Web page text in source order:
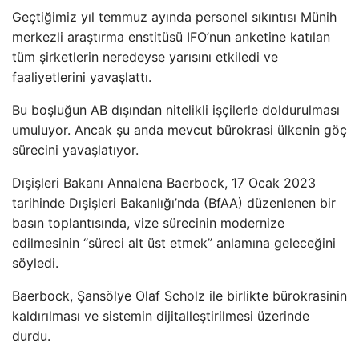
Geçtiğimiz yıl temmuz ayında personel sıkıntısı Münih
merkezli araştırma enstitüsü IFO’nun anketine katılan
tüm şirketlerin neredeyse yarısını etkiledi ve
faaliyetlerini yavaşlattı.
Bu boşluğun AB dışından nitelikli işçilerle doldurulması
umuluyor. Ancak şu anda mevcut bürokrasi ülkenin göç
sürecini yavaşlatıyor.
Dışişleri Bakanı Annalena Baerbock, 17 Ocak 2023
tarihinde Dışişleri Bakanlığı’nda (BfAA) düzenlenen bir
basın toplantısında, vize sürecinin modernize
edilmesinin “süreci alt üst etmek” anlamına geleceğini
söyledi.
Baerbock, Şansölye Olaf Scholz ile birlikte bürokrasinin
kaldırılması ve sistemin dijitalleştirilmesi üzerinde
durdu.